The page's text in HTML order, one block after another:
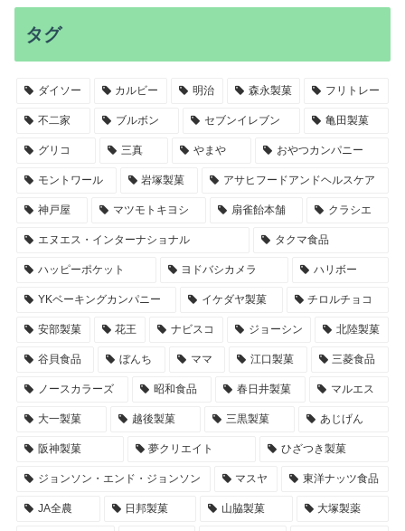
タグ
ダイソー カルビー 明治 森永製菓 フリトレー
不二家 ブルボン セブンイレブン 亀田製菓
グリコ 三真 やまや おやつカンパニー
モントワール 岩塚製菓 アサヒフードアンドヘルスケア
神戸屋 マツモトキヨシ 扇雀飴本舗 クラシエ
エヌエス・インターナショナル タクマ食品
ハッピーポケット ヨドバシカメラ ハリボー
YKベーキングカンパニー イケダヤ製菓 チロルチョコ
安部製菓 花王 ナビスコ ジョーシン 北陸製菓
谷貝食品 ぼんち ママ 江口製菓 三菱食品
ノースカラーズ 昭和食品 春日井製菓 マルエス
大一製菓 越後製菓 三黒製菓 あじげん
阪神製菓 夢クリエイト ひざつき製菓
ジョンソン・エンド・ジョンソン マスヤ 東洋ナッツ食品
JA全農 日邦製菓 山脇製菓 大塚製薬